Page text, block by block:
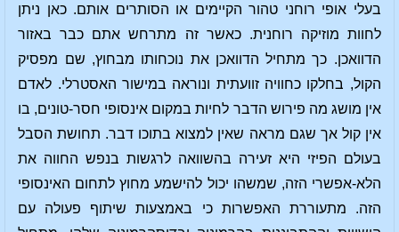
בעלי אופי רוחני טהור הקיימים או הסותרים אותם. כאן ניתן
לחוות מוזיקה רוחנית. כאשר זה מתרחש אתם כבר באזור
הדוואכן. כך מתחיל הדוואכן את נוכחותו מבחוץ, שם מפסיק
הקול, בחלקו כחוויה זוועתית ונוראה במישור האסטרלי. לאדם
אין מושג מה פירוש הדבר לחיות במקום אינסופי חסר-טונים, בו
אין קול אך שגם מראה שאין למצוא בתוכו דבר. תחושת הסבל
בעולם הפיזי היא זעירה בהשוואה לרגשות בנפש החווה את
הלא-אפשרי הזה, שמשהו יכול להישמע מחוץ לתחום האינסופי
הזה. מתעוררת האפשרות כי באמצעות שיתוף פעולה עם